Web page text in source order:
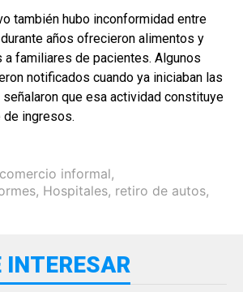
también hubo inconformidad entre
años ofrecieron alimentos y
familiares de pacientes. Algunos
notificados cuando ya iniciaban las
que esa actividad constituye
de ingresos.
comercio informal,
, Hospitales, retiro de autos,
INTERESAR